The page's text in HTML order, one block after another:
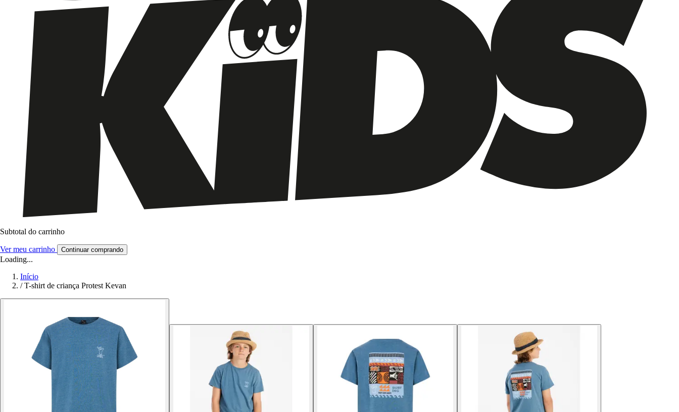
Subtotal do carrinho
Ver meu carrinho Continuar comprando
Loading...
Início
/ T-shirt de criança Protest Kevan